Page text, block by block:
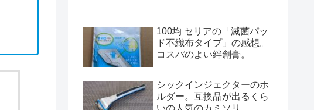
100均 セリアの「滅菌パッ
ド不織布タイプ」の感想。
コスパのよい絆創膏。
シックインジェクターのホ
ルダー。互換品が出るくら
いの人気のカミソリ。